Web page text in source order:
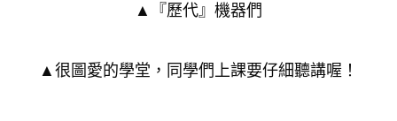
▲『歷代』機器們
▲ 很圖愛的學堂，同學們上課要仔細聽講喔！